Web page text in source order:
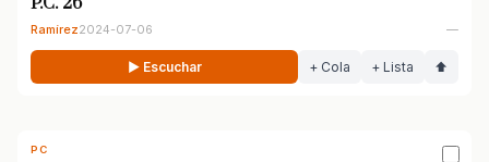
Ramírez2024-07-06 —
▶ Escuchar + Cola + Lista ⬆
PC